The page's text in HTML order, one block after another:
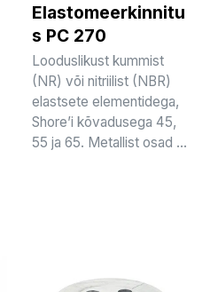
Elastomeerkinnitu
s PC 270
Looduslikust kummist
(NR) või nitriilist (NBR)
elastsete elementidega,
Shore’i kõvadusega 45,
55 ja 65. Metallist osad ...